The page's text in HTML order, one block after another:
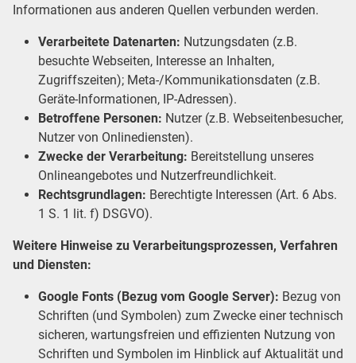
Informationen aus anderen Quellen verbunden werden.
Verarbeitete Datenarten: Nutzungsdaten (z.B.
besuchte Webseiten, Interesse an Inhalten,
Zugriffszeiten); Meta-/Kommunikationsdaten (z.B.
Geräte-Informationen, IP-Adressen).
Betroffene Personen: Nutzer (z.B. Webseitenbesucher,
Nutzer von Onlinediensten).
Zwecke der Verarbeitung: Bereitstellung unseres
Onlineangebotes und Nutzerfreundlichkeit.
Rechtsgrundlagen: Berechtigte Interessen (Art. 6 Abs.
1 S. 1 lit. f) DSGVO).
Weitere Hinweise zu Verarbeitungsprozessen, Verfahren
und Diensten:
Google Fonts (Bezug vom Google Server): Bezug von
Schriften (und Symbolen) zum Zwecke einer technisch
sicheren, wartungsfreien und effizienten Nutzung von
Schriften und Symbolen im Hinblick auf Aktualität und